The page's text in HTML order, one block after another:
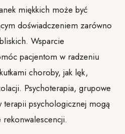
miękkich może być
doświadczeniem zarówno
Wsparcie
pacjentom w radzeniu
choroby, jak lęk,
Psychoterapia, grupowe
psychologicznej mogą